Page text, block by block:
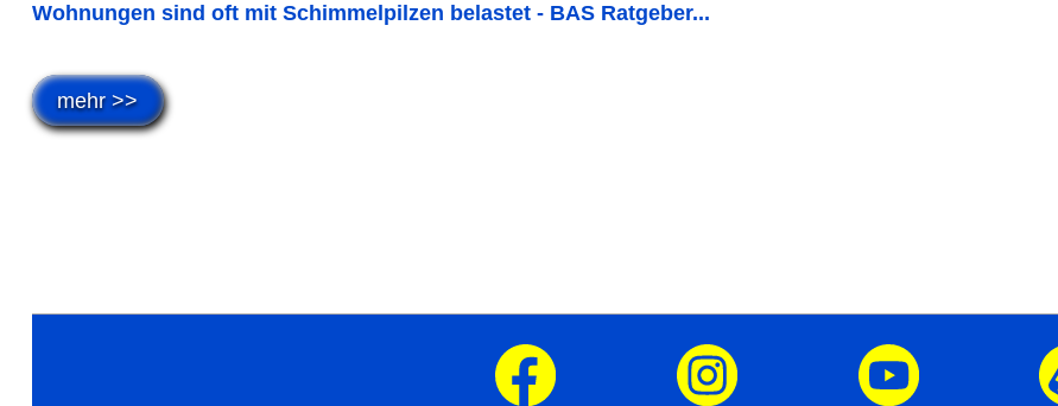
Wohnungen sind oft mit Schimmelpilzen belastet - BAS Ratgeber...
mehr >>